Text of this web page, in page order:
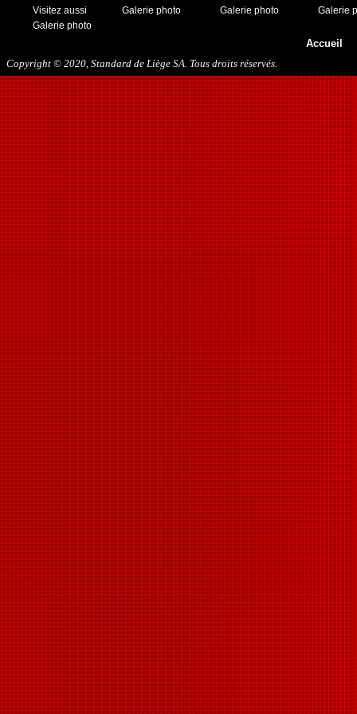
Visitez aussi
Galerie photo
Galerie photo
Galerie photo
Galerie
Accueil
Copyright © 2020, Standard de Liège SA. Tous droits réservés.